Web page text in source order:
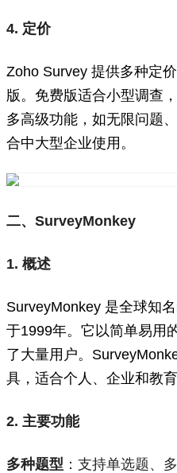
4. 定价
Zoho Survey 提供多种定
版。免费版适合小型调查
多高级功能，如无限问题
合中大型企业使用。
二、SurveyMonkey
1. 概述
SurveyMonkey 是全球知
于1999年。它以简单易用
了大量用户。
具，适合个人、企业和教育
2. 主要功能
多种题型 ：支持单选题、